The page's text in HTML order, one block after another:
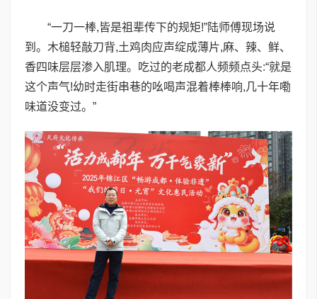
“一刀一棒,皆是祖辈传下的规矩!”陆师傅现场说
到。木槌轻敲刀背,土鸡肉应声绽成薄片,麻、辣、鲜、
香四味层层渗入肌理。吃过的老成都人频频点头:“就是
这个声气!幼时走街串巷的吆喝声混着棒棒响,几十年嘞
味道没变过。”